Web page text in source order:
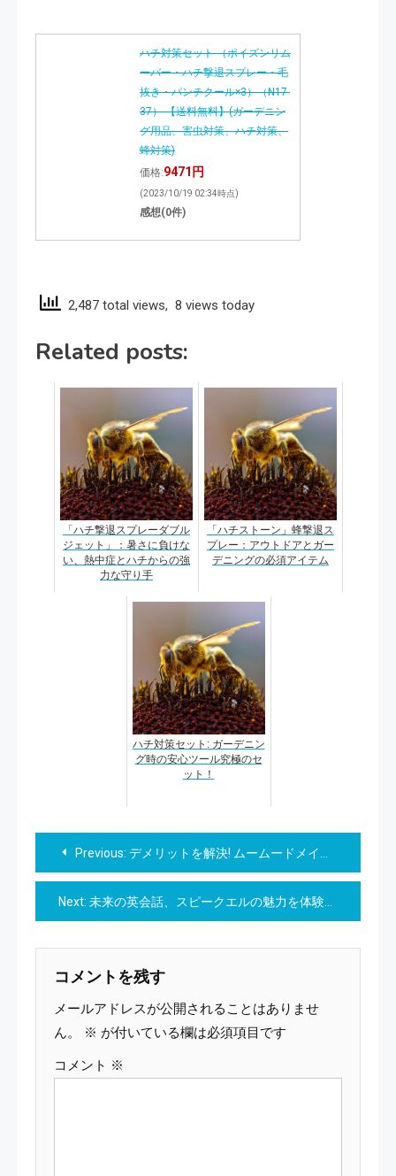
ハチ対策セット （ポイズンリム
ーバー・ハチ撃退スプレー・毛
抜き・パンチクール×3）（N17-
37） 【送料無料】(ガーデニン
グ用品、害虫対策、ハチ対策、
蜂対策)
価格:9471円
(2023/10/19 02:34時点)
感想(0件)
2,487 total views, 8 views today
Related posts:
「ハチ撃退スプレーダブル
ジェット」：暑さに負けな
い、熱中症とハチからの強
力な守り手
「ハチストーン」蜂撃退ス
プレー：アウトドアとガー
デニングの必須アイテム
ハチ対策セット: ガーデニン
グ時の安心ツール究極のセ
ット！
投
稿
ナ
ビ
ゲ
ー
シ
Previous: デメリットを解決! ムームードメインの更新料を賢く扱う方法を学ぶ
Next: 未来の英会話、スピークエルの魅力を体験せよ！
コメントを残す
メールアドレスが公開されることはありませ
ん。
※ が付いている欄は必須項目です
コメント ※